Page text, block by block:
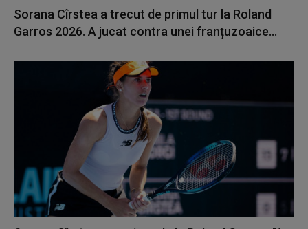
Sorana Cîrstea a trecut de primul tur la Roland
Garros 2026. A jucat contra unei franțuzoaice...